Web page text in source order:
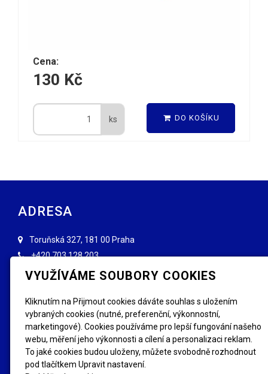
Cena:
130 Kč
ks DO KOŠÍKU
ADRESA
Toruňská 327, 181 00 Praha
+420703 128 203
info@forenzniznaceni.cz
Obchodní podmínky
GDPR
FAQ - Nejčastější dotazy
Reklamace, výměna
Kde se letos značí
Fotogalerie
VYUŽÍVÁME SOUBORY COOKIES
Kliknutím na Přijmout cookies dáváte souhlas s uložením
vybraných cookies (nutné, preferenční, výkonnostní,
marketingové). Cookies používáme pro lepší fungování našeho
webu, měření jeho výkonnosti a cílení a personalizaci reklam.
To jaké cookies budou uloženy, můžete svobodně rozhodnout
pod tlačítkem Upravit nastavení.